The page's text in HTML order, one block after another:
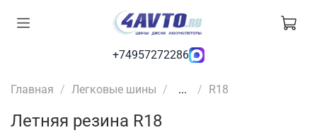
+74957272286
Главная Легковые шины ... R18
Летняя резина R18